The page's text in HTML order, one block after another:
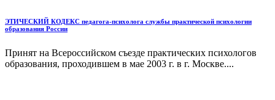
ЭТИЧЕСКИЙ КОДЕКС педагога-психолога службы практической психологии
образования России
Принят на Всероссийском съезде практических психологов
образования, проходившем в мае 2003 г. в г. Москве....